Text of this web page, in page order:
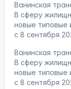
Ванинская
В сферу
новые типовые
с 8 сентября
Ванинская
В сферу
новые типовые
с 8 сентября